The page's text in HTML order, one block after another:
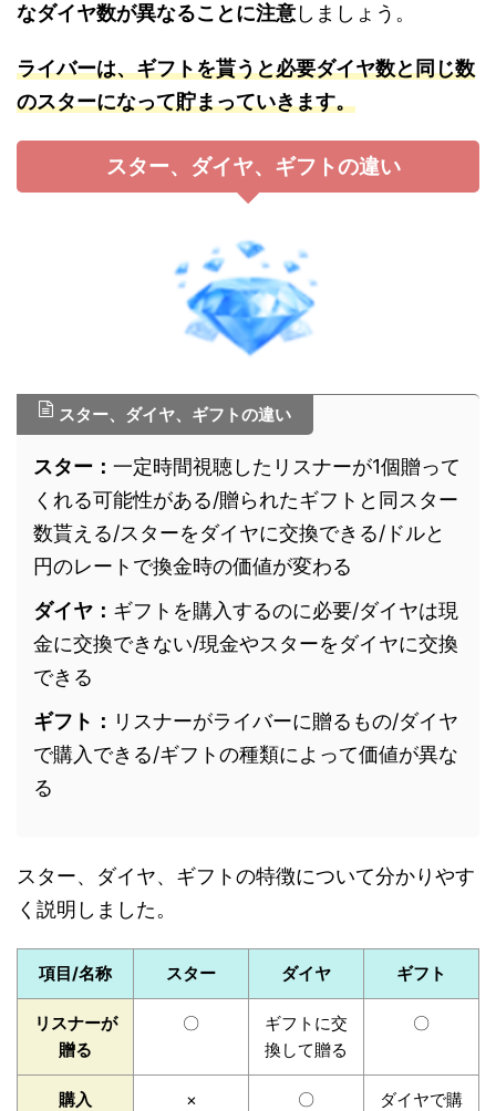
なダイヤ数が異なることに注意しましょう。
ライバーは、ギフトを貰うと必要ダイヤ数と同じ数
のスターになって貯まっていきます。
スター、ダイヤ、ギフトの違い
スター、ダイヤ、ギフトの違い
スター： 一定時間視聴したリスナーが1個贈って
くれる可能性がある/贈られたギフトと同スター
数貰える/スターをダイヤに交換できる/ドルと
円のレートで換金時の価値が変わる
ダイヤ： ギフトを購入するのに必要/ダイヤは現
金に交換できない/現金やスターをダイヤに交換
できる
ギフト： リスナーがライバーに贈るもの/ダイヤ
で購入できる/ギフトの種類によって価値が異な
る
スター、ダイヤ、ギフトの特徴について分かりやす
く説明しました。
項目/名称 スター ダイヤ ギフト
リスナーが
贈る
〇
ギフトに交
換して贈る
〇
購入 × 〇
ダイヤで購